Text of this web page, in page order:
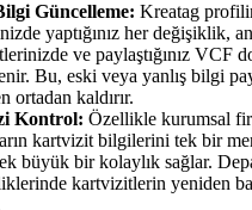
Güncelleme: Kreatag
yaptığınız her değişiklik,
ve paylaştığınız VCF
Bu, eski veya yanlış bilgi
ortadan kaldırır.
Kontrol: Özellikle kurumsal
kartvizit bilgilerini tek bir
büyük bir kolaylık sağlar.
kartvizitlerin yeniden